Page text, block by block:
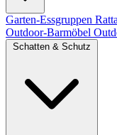
Garten-Essgruppen
Outdoor-Barmöbel